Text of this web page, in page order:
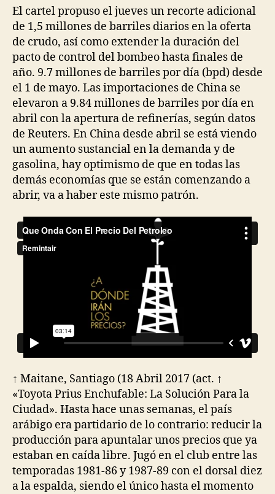
entrada
entrada
El cartel propuso el jueves un recorte adicional
de 1,5 millones de barriles diarios en la oferta
de crudo, así como extender la duración del
pacto de control del bombeo hasta finales de
año. 9.7 millones de barriles por día (bpd) desde
el 1 de mayo. Las importaciones de China se
elevaron a 9.84 millones de barriles por día en
abril con la apertura de refinerías, según datos
de Reuters. En China desde abril se está viendo
un aumento sustancial en la demanda y de
gasolina, hay optimismo de que en todas las
demás economías que se están comenzando a
abrir, va a haber este mismo patrón.
↑ Maitane, Santiago (18 Abril 2017 (act. ↑
«Toyota Prius Enchufable: La Solución Para la
Ciudad». Hasta hace unas semanas, el país
arábigo era partidario de lo contrario: reducir la
producción para apuntalar unos precios que ya
estaban en caída libre. Jugó en el club entre las
temporadas 1981-86 y 1987-89 con el dorsal diez
a la espalda, siendo el único hasta el momento